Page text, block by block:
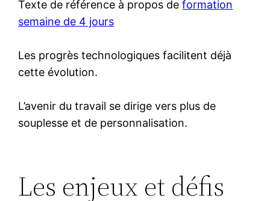
Texte de référence à propos deformation
semaine de 4 jours
Les progrès technologiques facilitent déjà
cette évolution.
L’avenir du travail se dirige vers plus de
souplesse et de personnalisation.
Les enjeux et défis